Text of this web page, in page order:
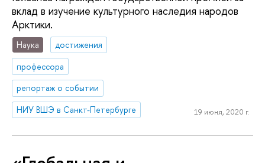
вклад в изучение культурного наследия народов
Арктики.
Наука
достижения
профессора
репортаж о событии
НИУ ВШЭ в Санкт-Петербурге
19 июня, 2020 г.